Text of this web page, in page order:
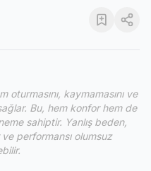
kaymamasını ve
Bu, hem konfor hem de
sahiptir. Yanlış beden,
performansı olumsuz